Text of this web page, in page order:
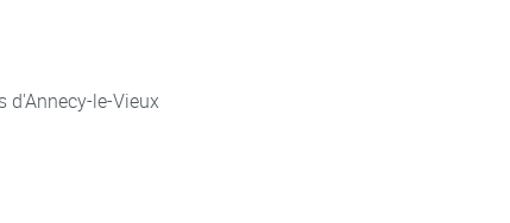
d'Annecy-le-Vieux